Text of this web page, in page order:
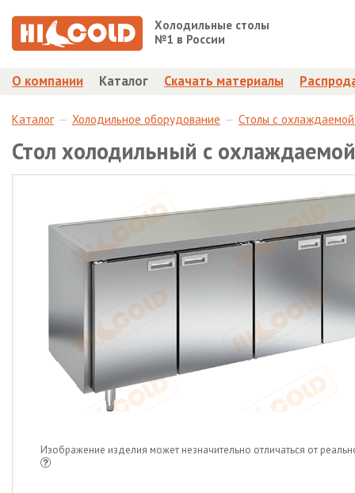
Холодильные столы
№1 в России
О компании Каталог Скачать материалы
Каталог Холодильное оборудование Столы с
Стол холодильный с
Изображение изделия может незначительно отличаться от